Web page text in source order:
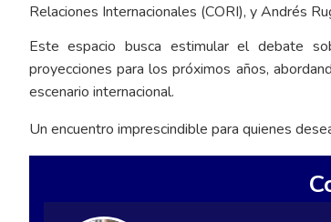
Relaciones Internacionales (CORI), y Andrés
Este espacio busca estimular el debate
proyecciones para los próximos años,
escenario internacional.
Un encuentro imprescindible para quienes